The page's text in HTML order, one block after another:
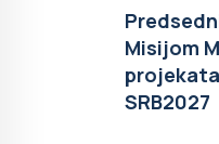
Misijom
SRB2027